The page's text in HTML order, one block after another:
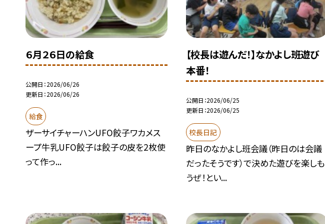
６月２６日の給食
公開日 2026/06/26
更新日 2026/06/26
給食
ザーサイチャーハンUFO餃子ワカメス
ープ牛乳UFO餃子は餃子の皮を2枚使
って作っ...
【校長は遊んだ！】なかよし班遊び
本番！
公開日 2026/06/25
更新日 2026/06/25
校長日記
昨日のなかよし班会議（昨日のは会議
だったそうです）で決めた遊びを楽しも
うぜ！とい...